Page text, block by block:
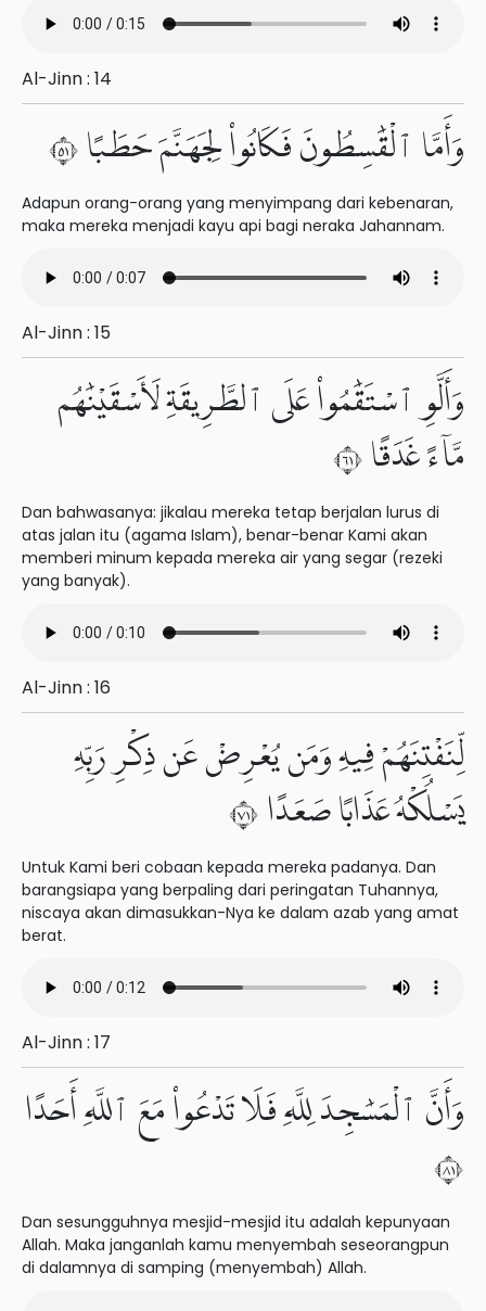
Al-Jinn : 14
وَأَمَّا ٱلْقَٰسِطُونَ فَكَانُوا۟ لِجَهَنَّمَ حَطَبًا ١٥
Adapun orang-orang yang menyimpang dari kebenaran,
maka mereka menjadi kayu api bagi neraka Jahannam.
Al-Jinn : 15
وَأَلَّوِ ٱسْتَقَٰمُوا۟ عَلَى ٱلطَّرِيقَةِ لَأَسْقَيْنَٰهُم
مَّآءً غَدَقًا ١٦
Dan bahwasanya: jikalau mereka tetap berjalan lurus di
atas jalan itu (agama Islam), benar-benar Kami akan
memberi minum kepada mereka air yang segar (rezeki
yang banyak).
Al-Jinn : 16
لِّنَفْتِنَهُمْ فِيهِ وَمَن يُعْرِضْ عَن ذِكْرِ رَبِّهِۦ
يَسْلُكْهُ عَذَابًا صَعَدًا ١٧
Untuk Kami beri cobaan kepada mereka padanya. Dan
barangsiapa yang berpaling dari peringatan Tuhannya,
niscaya akan dimasukkan-Nya ke dalam azab yang amat
berat.
Al-Jinn : 17
وَأَنَّ ٱلْمَسَٰجِدَ لِلَّهِ فَلَا تَدْعُوا۟ مَعَ ٱللَّهِ أَحَدًا
١٨
Dan sesungguhnya mesjid-mesjid itu adalah kepunyaan
Allah. Maka janganlah kamu menyembah seseorangpun
di dalamnya di samping (menyembah) Allah.